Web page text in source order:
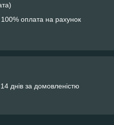
100% оплата на рахунок
днів за домовленістю